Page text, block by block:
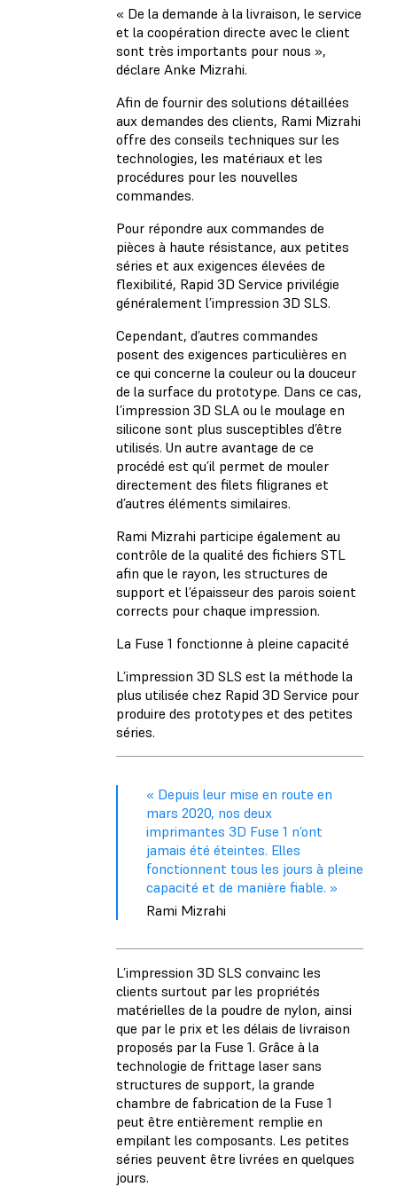
« De la demande à la livraison, le service
et la coopération directe avec le client
sont très importants pour nous »,
déclare Anke Mizrahi.
Afin de fournir des solutions détaillées
aux demandes des clients, Rami Mizrahi
offre des conseils techniques sur les
technologies, les matériaux et les
procédures pour les nouvelles
commandes.
Pour répondre aux commandes de
pièces à haute résistance, aux petites
séries et aux exigences élevées de
flexibilité, Rapid 3D Service privilégie
généralement l’impression 3D SLS.
Cependant, d’autres commandes
posent des exigences particulières en
ce qui concerne la couleur ou la douceur
de la surface du prototype. Dans ce cas,
l’impression 3D SLA ou le moulage en
silicone sont plus susceptibles d’être
utilisés. Un autre avantage de ce
procédé est qu’il permet de mouler
directement des filets filigranes et
d’autres éléments similaires.
Rami Mizrahi participe également au
contrôle de la qualité des fichiers STL
afin que le rayon, les structures de
support et l’épaisseur des parois soient
corrects pour chaque impression.
La Fuse 1 fonctionne à pleine capacité
L’impression 3D SLS est la méthode la
plus utilisée chez Rapid 3D Service pour
produire des prototypes et des petites
séries.
« Depuis leur mise en route en
mars 2020, nos deux
imprimantes 3D Fuse 1 n’ont
jamais été éteintes. Elles
fonctionnent tous les jours à pleine
capacité et de manière fiable. »
Rami Mizrahi
L’impression 3D SLS convainc les
clients surtout par les propriétés
matérielles de la poudre de nylon, ainsi
que par le prix et les délais de livraison
proposés par la Fuse 1. Grâce à la
technologie de frittage laser sans
structures de support, la grande
chambre de fabrication de la Fuse 1
peut être entièrement remplie en
empilant les composants. Les petites
séries peuvent être livrées en quelques
jours.